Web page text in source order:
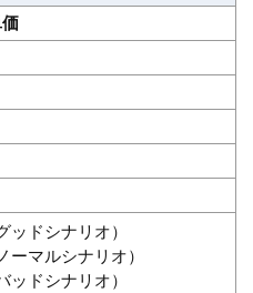
ッドシナリオ）
ーマルシナリオ）
ッドシナリオ）